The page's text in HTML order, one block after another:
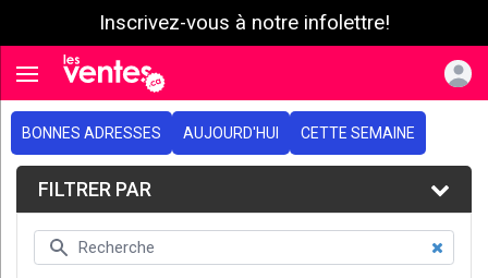
Inscrivez-vous à notre infolettre!
Toggle navigation
BONNES ADRESSES AUJOURD'HUI CETTE SEMAINE
FILTRER PAR